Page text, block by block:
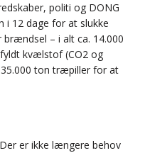
politi og DONG
i 12 dage for at slukke
– i alt ca. 14.000
kvælstof (CO2 og
ton træpiller for at
er ikke længere behov